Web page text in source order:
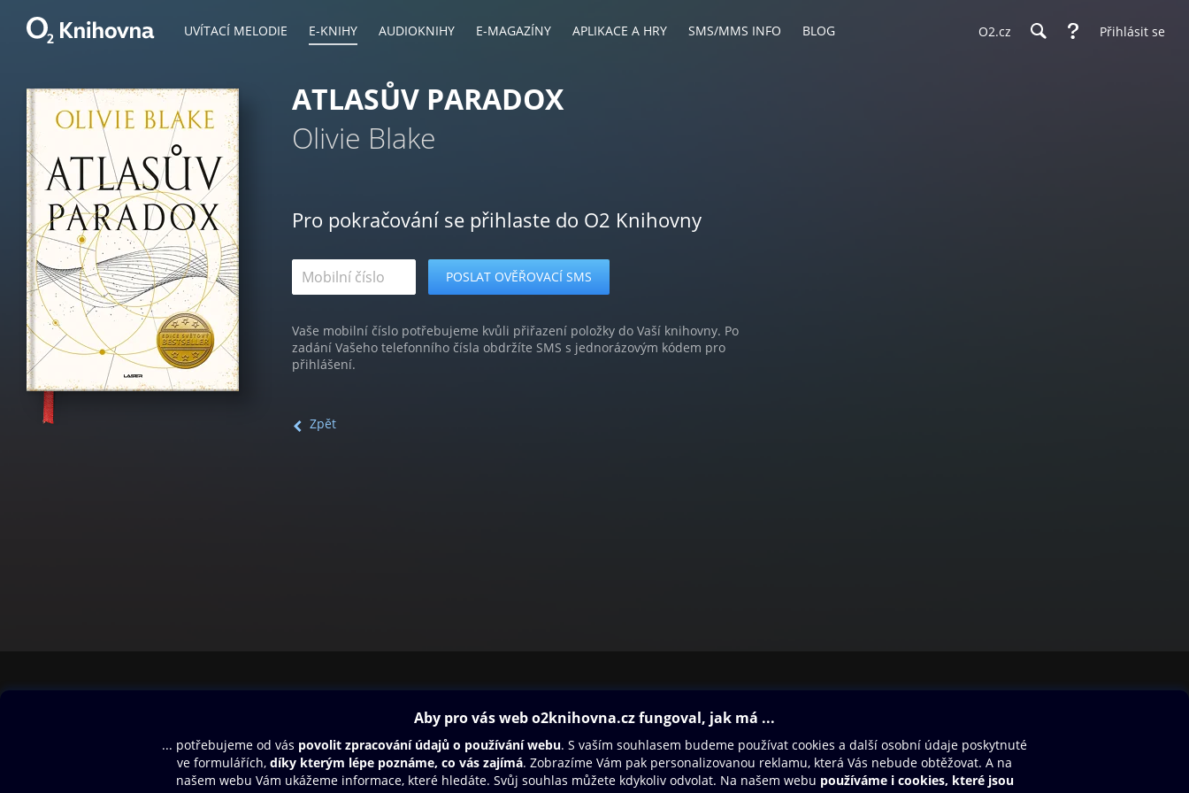
UVÍTACÍ MELODIE E-KNIHY AUDIOKNIHY E-MAGAZÍNY APLIKACE A HRY SMS/MMS INFO BLOG O2.cz Přihlásit se
ATLASŮV PARADOX
Olivie Blake
Pro pokračování se přihlaste do O2 Knihovny
Vaše mobilní číslo potřebujeme kvůli přiřazení položky do Vaší knihovny. Po
zadání Vašeho telefonního čísla obdržíte SMS s jednorázovým kódem pro
přihlášení.
Zpět
Aplikace a hry
SMS/MMS Info
Blog
Dárkový poukaz
Nápověda
Oneplay Originály
Sport